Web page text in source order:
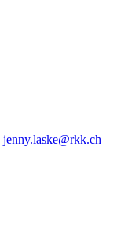
jenny.laske@rkk.ch